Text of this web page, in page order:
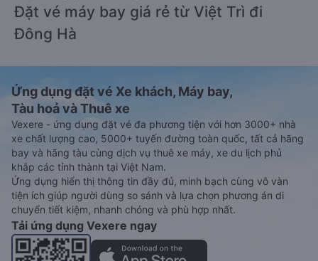
Đặt vé máy bay giá rẻ từ Việt Trì đi
Đông Hà
Ứng dụng đặt vé Xe khách, Máy bay,
Tàu hoả và Thuê xe
Vexere - ứng dụng đặt vé đa phương tiện với hơn 3000+ nhà
xe chất lượng cao, 5000+ tuyến đường toàn quốc, tất cả hãng
bay và hãng tàu cùng dịch vụ thuê xe máy, xe du lịch phủ
khắp các tỉnh thành tại Việt Nam.
Ứng dụng hiển thị thông tin đầy đủ, minh bạch cùng vô vàn
tiện ích giúp người dùng so sánh và lựa chọn phương án di
chuyển tiết kiệm, nhanh chóng và phù hợp nhất.
Tải ứng dụng Vexere ngay